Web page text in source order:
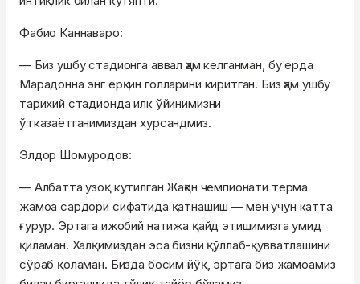
Фабио Каннаваро:
— Биз ушбу стадионга аввал ҳам келганман, бу ерда
Марадонна энг ёрқин голларини киритган. Биз ҳам ушбу
тарихий стадионда илк ўйинимизни
ўтказаётганимиздан хурсандмиз.
Элдор Шомуродов:
— Албатта узоқ кутилган Жаҳон чемпионати терма
жамоа сардори сифатида қатнашиш — мен учун катта
ғурур. Эртага ижобий натижа қайд этишимизга умид
қиламан. Халқимиздан эса бизни қўллаб-қувватлашини
сўраб қоламан. Бизда босим йўқ, эртага биз жамоамиз